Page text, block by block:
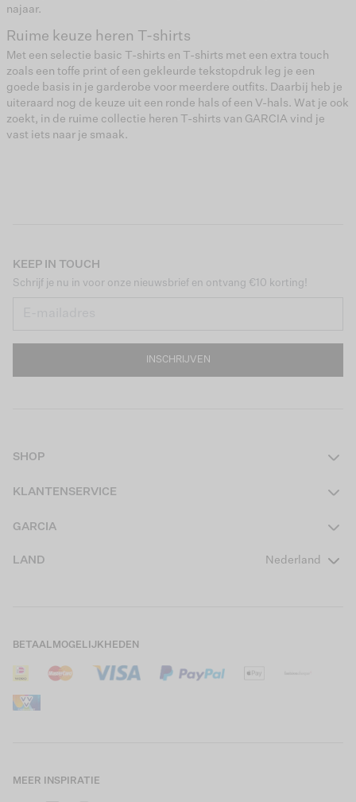
najaar.
Ruime keuze heren T-shirts
Met een selectie basic T-shirts en T-shirts met een extra touch
zoals een toffe print of een gekleurde tekstopdruk leg je een
goede basis in je garderobe voor meerdere outfits. Daarbij heb je
uiteraard nog de keuze uit een ronde hals of een V-hals. Wat je ook
zoekt, in de ruime collectie heren T-shirts van GARCIA vind je
vast iets naar je smaak.
MEER INSPIRATIE
KEEP IN TOUCH
Schrijf je nu in voor onze nieuwsbrief en ontvang €10 korting!
INSCHRIJVEN
SHOP
Boys Teens
KLANTENSERVICE
GARCIA
Careers
B2B Contactinformatie
LAND Nederland
BETAALMOGELIJKHEDEN